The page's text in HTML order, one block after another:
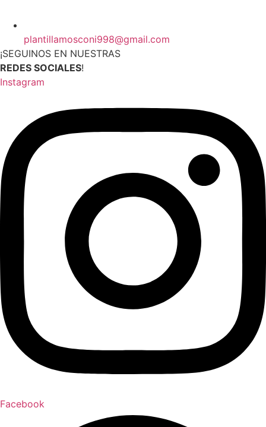
plantillamosconi998@gmail.com
¡SEGUINOS EN NUESTRAS
REDES SOCIALES!
Instagram
Facebook